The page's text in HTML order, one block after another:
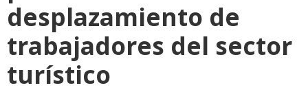
desplazamiento de
trabajadores del sector
turístico